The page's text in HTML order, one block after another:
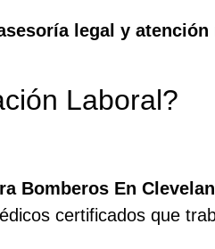
legal y atención
Laboral?
Bomberos En
certificados que